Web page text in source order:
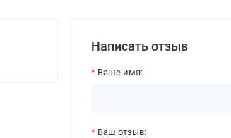
Написать отзыв
Ваше имя:
Ваш отзыв: